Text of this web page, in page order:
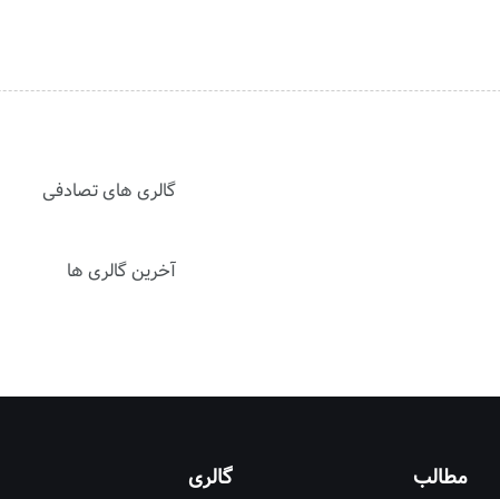
گالری های تصادفی
آخرین گالری ها
مطالب گالری